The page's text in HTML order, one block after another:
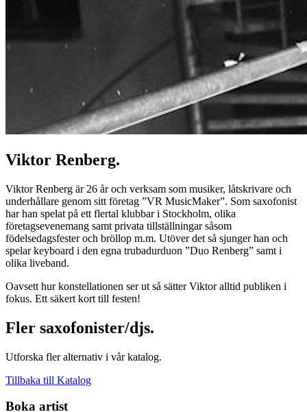
Viktor Renberg.
Viktor Renberg är 26 år och verksam som musiker, låtskrivare och
underhållare genom sitt företag ”VR MusicMaker”. Som saxofonist
har han spelat på ett flertal klubbar i Stockholm, olika
företagsevenemang samt privata tillställningar såsom
födelsedagsfester och bröllop m.m. Utöver det så sjunger han och
spelar keyboard i den egna trubadurduon ”Duo Renberg” samt i
olika liveband.
Oavsett hur konstellationen ser ut så sätter Viktor alltid publiken i
fokus. Ett säkert kort till festen!
Fler saxofonister/djs.
Utforska fler alternativ i vår katalog.
Tillbaka till Katalog
Boka artist